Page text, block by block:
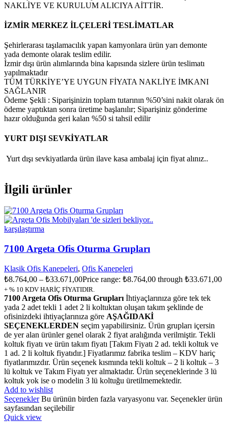
NAKLİYE VE KURULUM ALICIYA AİTTİR.
İZMİR MERKEZ İLÇELERİ TESLİMATLAR
Şehirlerarası taşılamacılık yapan kamyonlara ürün yarı demonte
yada demonte olarak teslim edilir.
İzmir dışı ürün alımlarında bina kapısında sizlere ürün teslimatı
yapılmaktadır
TÜM TÜRKİYE’YE UYGUN FİYATA NAKLİYE İMKANI
SAĞLANIR
Ödeme Şekli : Siparişinizin toplam tutarının %50’sini nakit olarak ön
ödeme yaptıktan sonra üretime başlanılır; Siparişiniz gönderime
hazır olduğunda geri kalan %50 si tahsil edilir
YURT DIŞI SEVKİYATLAR
Yurt dışı sevkiyatlarda ürün ilave kasa ambalaj için fiyat alınız..
İlgili ürünler
karşılaştırma
7100 Argeta Ofis Oturma Grupları
Klasik Ofis Kanepeleri, Ofis Kanepeleri
₺8.764,00 – ₺33.671,00Price range: ₺8.764,00 through ₺33.671,00
+ % 10 KDV HARİÇ FİYATIDIR.
7100 Argeta Ofis Oturma Grupları İhtiyaçlarınıza göre tek tek
yada 2 adet tekli 1 adet 2 li koltuktan oluşan takım şeklinde de
ofisinizdeki ihtiyaçlarınıza göre AŞAĞIDAKİ
SEÇENEKLERDEN seçim yapabilirsiniz. Ürün grupları içersin
de yer alan ürünler genel olarak 2 fiyat aralığında verilmiştir. Tekli
koltuk fiyatı ve ürün takım fiyatı [Takım Fiyatı 2 ad. tekli koltuk ve
1 ad. 2 li koltuk fiyatıdır.] Fiyatlarımız fabrika teslim – KDV hariç
fiyatlarımızdır. Ürün seçenek kısmında tekli koltuk – 2 li koltuk – 3
lü koltuk ve Takım Fiyatı yer almaktadır. Ürün seçeneklerinde 3 lü
koltuk yok ise o modelin 3 lü koltuğu üretilmemektedir.
Add to wishlist
Seçenekler Bu ürünün birden fazla varyasyonu var. Seçenekler ürün
sayfasından seçilebilir
Quick view